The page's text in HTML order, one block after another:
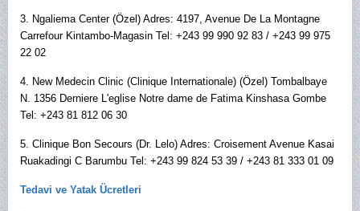
3. Ngaliema Center (Özel) Adres: 4197, Avenue De La Montagne
Carrefour Kintambo-Magasin Tel: +243 99 990 92 83 / +243 99 975
22 02
4. New Medecin Clinic (Clinique Internationale) (Özel) Tombalbaye
N. 1356 Derniere L'eglise Notre dame de Fatima Kinshasa Gombe
Tel: +243 81 812 06 30
5. Clinique Bon Secours (Dr. Lelo) Adres: Croisement Avenue Kasai
Ruakadingi C Barumbu Tel: +243 99 824 53 39 / +243 81 333 01 09
Tedavi ve Yatak Ücretleri